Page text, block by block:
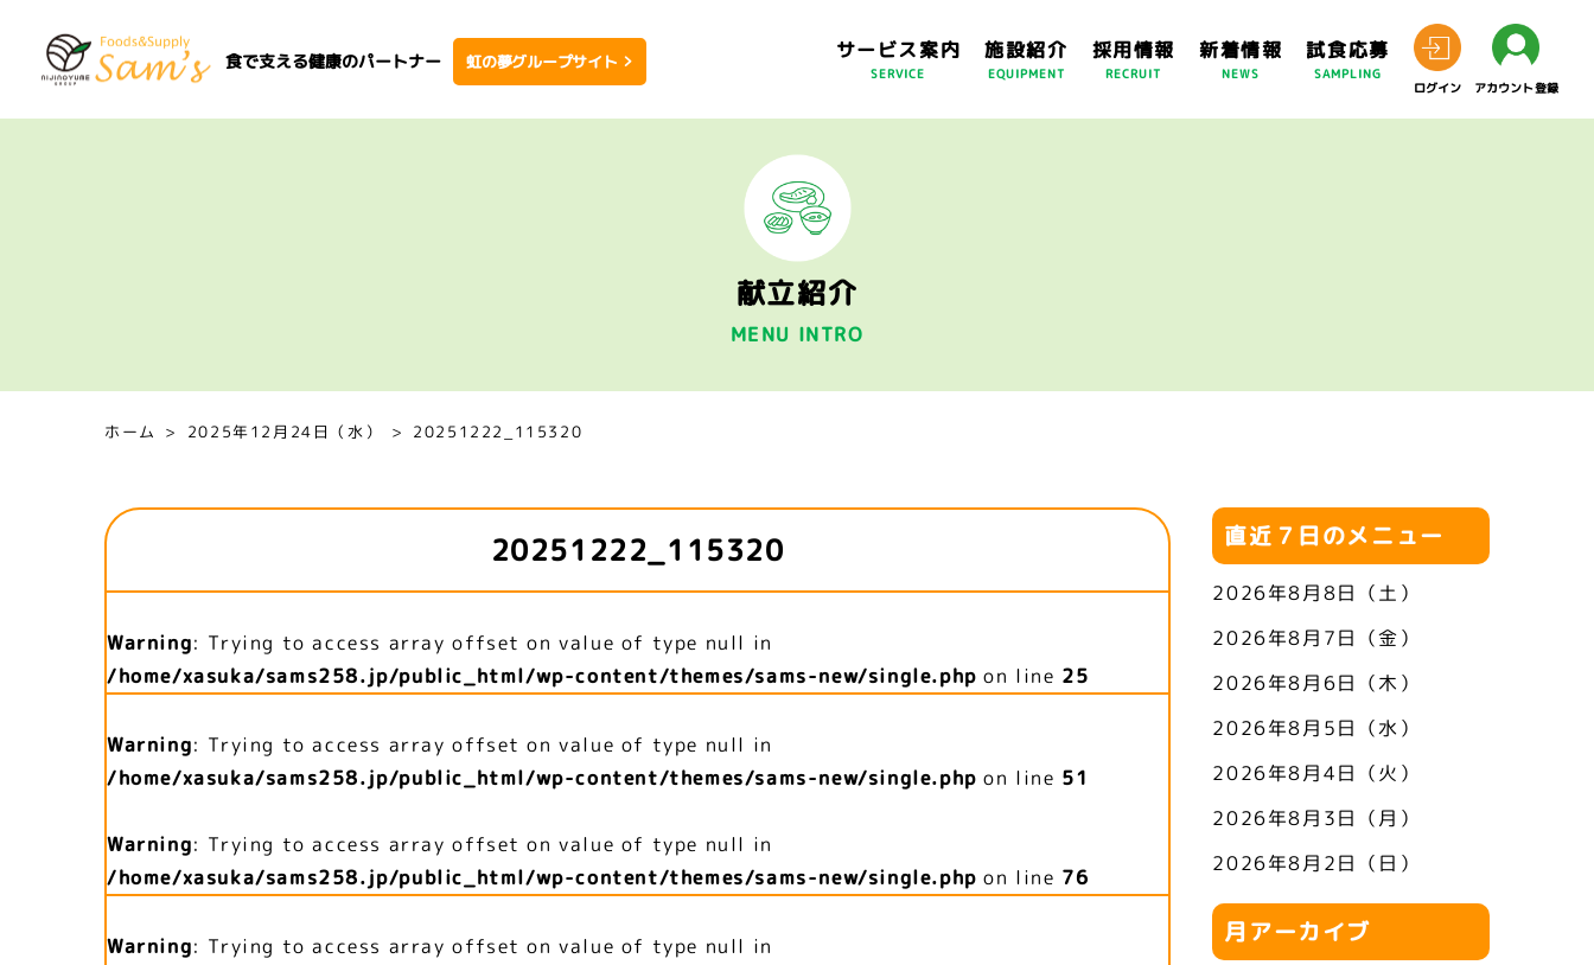
食で支える健康のパートナー 虹の夢グループサイト サービス案内
SERVICE
施設紹介
EQUIPMENT
採用情報
RECRUIT
新着情報
NEWS
試食応募
SAMPLING
ログイン
アカウント登録
献立紹介
MENU INTRO
ホーム 2025年12月24日（水） 20251222_115320
20251222_115320
Warning: Trying to access array offset on value of type null in
/home/xasuka/sams258.jp/public_html/wp-content/themes/sams-new/single.php on line 25
Warning: Trying to access array offset on value of type null in
/home/xasuka/sams258.jp/public_html/wp-content/themes/sams-new/single.php on line 51
Warning: Trying to access array offset on value of type null in
/home/xasuka/sams258.jp/public_html/wp-content/themes/sams-new/single.php on line 76
Warning: Trying to access array offset on value of type null in
直近７日のメニュー
2026年8月8日（土）
2026年8月7日（金）
2026年8月6日（木）
2026年8月5日（水）
2026年8月4日（火）
2026年8月3日（月）
2026年8月2日（日）
月アーカイブ